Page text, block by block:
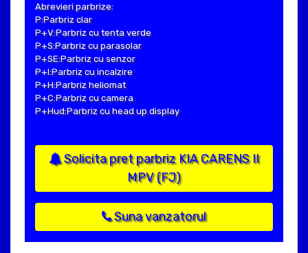
Abrevieri parbrize:
P:Parbriz clar
P+V:Parbriz cu tenta verde
P+S:Parbriz cu parasolar
P+SE:Parbriz cu senzor
P+I:Parbriz cu incalzire
P+H:Parbriz heliomat
P+C:Parbriz cu camera
P+Hud:Parbriz cu head up display
Solicita pret parbriz KIA CARENS II
MPV (FJ)
Suna vanzatorul